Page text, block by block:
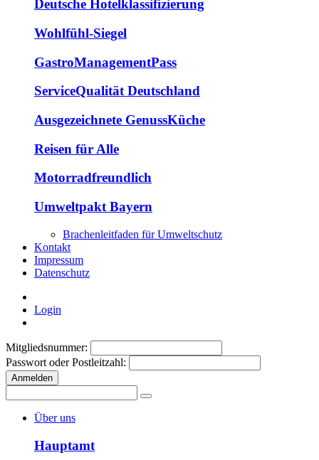
Deutsche Hotelklassifizierung
Wohlfühl-Siegel
GastroManagementPass
ServiceQualität Deutschland
Ausgezeichnete GenussKüche
Reisen für Alle
Motorradfreundlich
Umweltpakt Bayern
Brachenleitfaden für Umweltschutz
Kontakt
Impressum
Datenschutz
Login
Mitgliedsnummer:
Passwort oder Postleitzahl:
Anmelden
Über uns
Hauptamt